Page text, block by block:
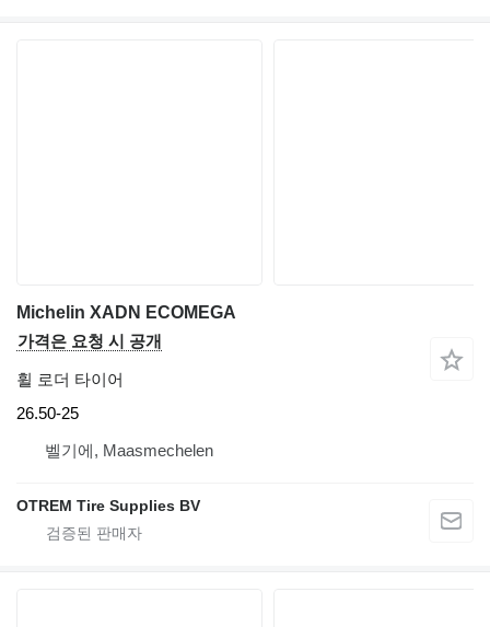
Michelin XADN ECOMEGA
가격은 요청 시 공개
휠 로더 타이어
26.50-25
벨기에, Maasmechelen
OTREM Tire Supplies BV